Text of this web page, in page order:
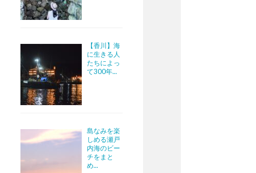
【香川】海
に生きる人
たちによっ
て300年...
島なみを楽
しめる瀬戸
内海のビー
チをまと
め...